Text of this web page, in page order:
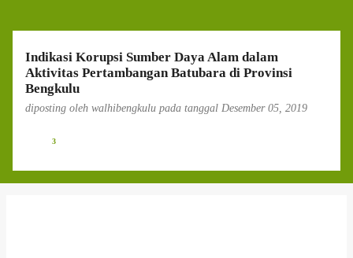
Indikasi Korupsi Sumber Daya Alam dalam
Aktivitas Pertambangan Batubara di Provinsi
Bengkulu
diposting oleh walhibengkulu pada tanggal Desember 05, 2019
3